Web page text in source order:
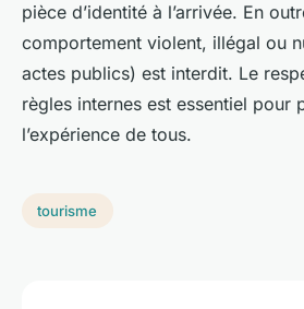
pièce d’identité à l’arrivée. En
comportement violent, illégal ou
actes publics) est interdit. Le
règles internes est essentiel pour
l’expérience de tous.
tourisme